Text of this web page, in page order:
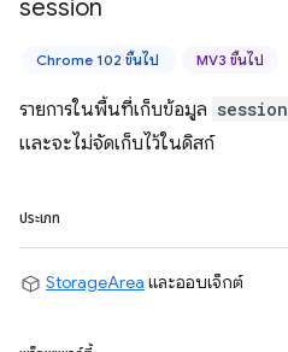
session
Chrome 102 ขึ้นไป MV3 ขึ้นไป
รายการในพื้นที่เก็บข้อมูล session
และจะไม่จัดเก็บไว้ในดิสก์
ประเภท
StorageArea และออบเจ็กต์